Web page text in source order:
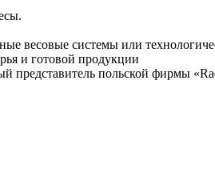
весовые системы или
и готовой продукции
польской фирмы